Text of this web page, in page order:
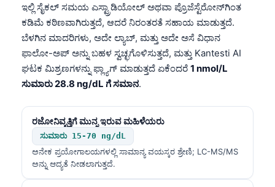
ಇಲ್ಲಿ ಸೈಕಲ್ ಸಮಯ ಎಸ್ಟ್ರಾಡಿಯೋಲ್ ಅಥವಾ ಪ್ರೊಜೆಸ್ಟೆರೋನ್‌ಗಿಂತ
ಕಡಿಮೆ ಕಠಿಣವಾಗಿರುತ್ತದೆ, ಆದರೆ ನಿರಂತರತೆ ಸಹಾಯ ಮಾಡುತ್ತದೆ.
ಬೆಳಗಿನ ಮಾದರಿಗಳು, ಅದೇ ಲ್ಯಾಬ್, ಮತ್ತು ಅದೇ ಅಸೆ ವಿಧಾನ
ಫಾಲೋ-ಅಪ್ ಅನ್ನು ಬಹಳ ಸ್ವಚ್ಛಗೊಳಿಸುತ್ತದೆ, ಮತ್ತು Kantesti AI
ಘಟಕ ಮಿಶ್ರಣಗಳನ್ನು ಫ್ಲ್ಯಾಗ್ ಮಾಡುತ್ತದೆ ಏಕೆಂದರೆ 1 nmol/L
ಸುಮಾರು 28.8 ng/dL ಗೆ ಸಮಾನ.
ರಜೋನಿವೃತ್ತಿಗೆ ಮುನ್ನ ಇರುವ ಮಹಿಳೆಯರು
ಸುಮಾರು 15-70 ng/dL
ಅನೇಕ ಪ್ರಯೋಗಾಲಯಗಳಲ್ಲಿ ಸಾಮಾನ್ಯ ವಯಸ್ಕರ ಶ್ರೇಣಿ; LC-MS/MS
ಅನ್ನು ಆದ್ಯತೆ ನೀಡಲಾಗುತ್ತದೆ.
Euskara
Gàidhlig
Occitan
Afrikaans
Монгол
ພາສາລາວ
Basa Jawa
Cebuano